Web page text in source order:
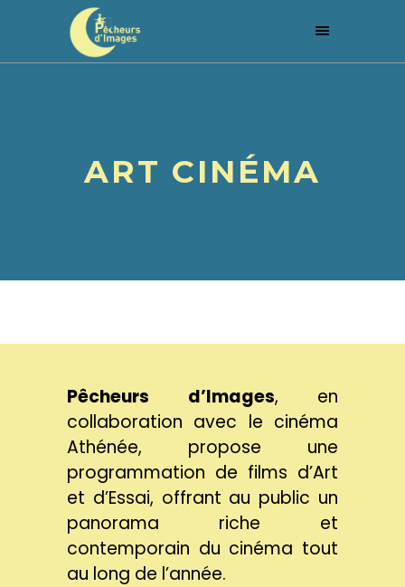
ART CINÉMA
Pêcheurs d’Images, en
collaboration avec le cinéma
Athénée, propose une
programmation de films d’Art
et d’Essai, offrant au public un
panorama riche et
contemporain du cinéma tout
au long de l’année.